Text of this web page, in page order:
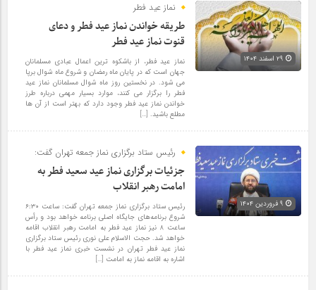
نماز عید فطر
طریقه خواندن نماز عید فطر و دعای
قنوت نماز عید فطر
نماز عید فطر، از باشکوه ترین اعمال عبادی مسلمانان
جهان است که در پایان ماه رمضان و شروع ماه شوال برپا
می شود. در نخستین روز ماه شوال مسلمانان نماز عید
فطر را برگزار می کنند، موارد بسیار مهمی درباره طرز
خواندن نماز عید فطر وجود دارد که بهتر است از آن ها
مطلع باشید. […]
رئیس ستاد برگزاری نماز جمعه تهران گفت:
جزئیات برگزاری نماز عید سعید فطر به
امامت رهبر انقلاب
رئیس ستاد برگزاری نماز جمعه تهران گفت: ساعت ۶:۳۰
شروع برنامه‌های جایگاه اصلی برنامه خواهد بود و رأس
ساعت ۸ نیز نماز عید فطر به امامت رهبر انقلاب اقامه
خواهد شد. حجت الاسلام علی نوری رئیس ستاد برگزاری
نماز عید فطر تهران در نشست خبری نماز عید فطر با
اشاره به اقامه نماز به امامت […]